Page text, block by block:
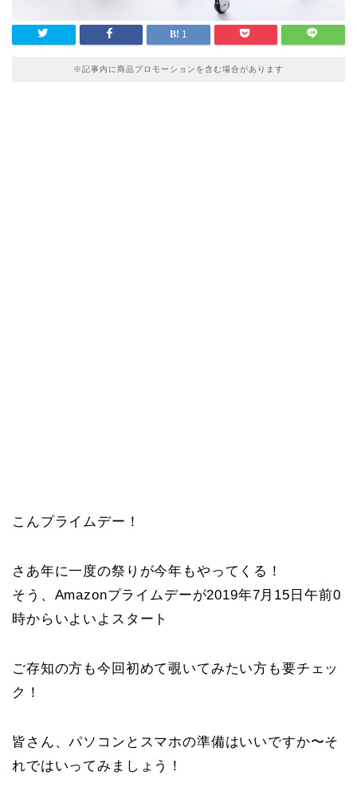
1
※記事内に商品プロモーションを含む場合があります
こんプライムデー！
さあ年に一度の祭りが今年もやってくる！
そう、Amazonプライムデーが2019年7月15日午前0
時からいよいよスタート
ご存知の方も今回初めて覗いてみたい方も要チェッ
ク！
皆さん、パソコンとスマホの準備はいいですか〜そ
れではいってみましょう！